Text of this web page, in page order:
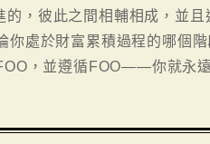
，彼此之間相輔相成，並且
你處於財富累積過程的哪個
，並遵循FOO——你就永